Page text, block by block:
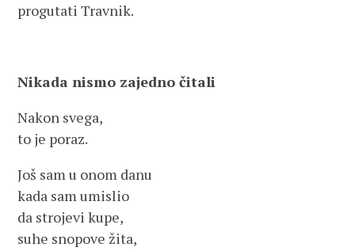
progutati Travnik.
Nikada nismo zajedno čitali
Nakon svega,
to je poraz.
Još sam u onom danu
kada sam umislio
da strojevi kupe,
suhe snopove žita,